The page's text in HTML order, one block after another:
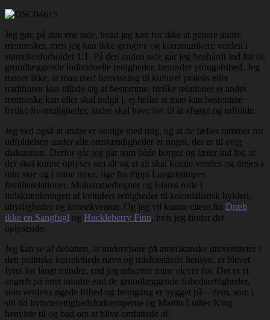
Jeg gør, på den ene side, hvad jeg kan for ikke at genere andre
mennesker, men jeg kan ikke gengive og kommunikere verden i
størrelsesforholdet 1:1. På den anden side går jeg benhårdt ind for de
grundlæggende individuelle rettigheder, herunder ytringsfrihed. Jeg
mener ikke, at man med henvisning til kulturel praksis eller
traditioner kan tillade sig at bestemme, hvilke relationer et andet
menneske kan eller skal indgå i, ej heller at man kan bestemme
hvilke livsmuligheder, andre skal have lov til at afsøge og udfolde.
Jeg ved også at andre er uenige med mig, og at de fælles rammer for
udfoldelsen under alle omstændigheder er noget, der er til evig
diskussion. Derfor går jeg går som både borger og lærer ind for, at
der skal kunne oplyses om alt og at alt skal kunne vendes og drejes i
min stue og i mine timer, lige fra Pippi Langstrømpes
familierelationer, Muhammedtegner og Islams rolle i
indskrænkningen af kvinders rettigheder til kolonialistisk hykleri,
uhyrligheder og konsekvenser. Og jeg vil kunne citere fra Dræb
ikke en Sangfugl og Huckleberry Finn, hvis jeg finder det
oplysende.
Jeg kan se af debatten, at undervisere på amerikanske universiteter i
den politiske korrektheds navn og misforståede hensyn, er blevet
fyret for langt mindre, end jeg udsætter mine elever for. Det er et
angreb på intet mindre end de grundlæggende frihedsrettigheder,
som verdens øgede frihed og fremgang er bygget på – dem, som i
sin tid kvinderettighedsforkæmperne og Martin Luther King
henviste til og bad om at blive omfattede af.